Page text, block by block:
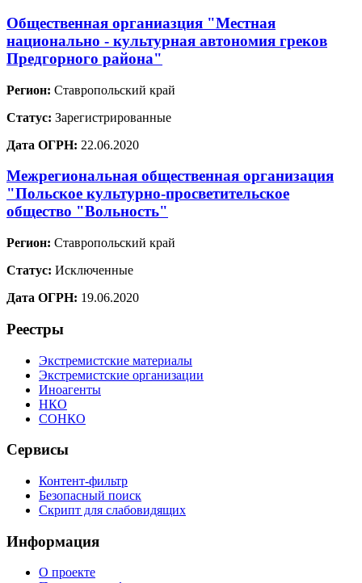
Общественная органиазция "Местная
национально - культурная автономия греков
Предгорного района"
Регион: Ставропольский край
Статус: Зарегистрированные
Дата ОГРН: 22.06.2020
Межрегиональная общественная организация
"Польское культурно-просветительское
общество "Вольность"
Регион: Ставропольский край
Статус: Исключенные
Дата ОГРН: 19.06.2020
Реестры
Экстремистские материалы
Экстремистские организации
Иноагенты
НКО
СОНКО
Сервисы
Контент-фильтр
Безопасный поиск
Скрипт для слабовидящих
Информация
О проекте